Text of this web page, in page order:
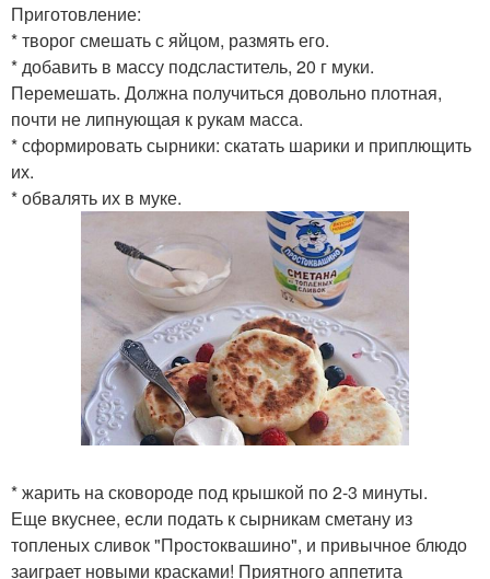
Приготовление:
* творог смешать с яйцом, размять его.
* добавить в массу подсластитель, 20 г муки.
Перемешать. Должна получиться довольно плотная,
почти не липнующая к рукам масса.
* сформировать сырники: скатать шарики и приплющить
их.
* обвалять их в муке.
* жарить на сковороде под крышкой по 2-3 минуты.
Еще вкуснее, если подать к сырникам сметану из
топленых сливок "Простоквашино", и привычное блюдо
заиграет новыми красками! Приятного аппетита